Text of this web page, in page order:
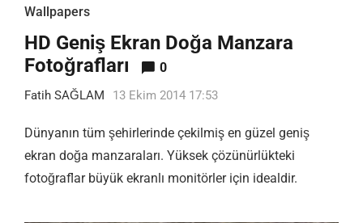
Wallpapers
HD Geniş Ekran Doğa Manzara
Fotoğrafları
0
Fatih SAĞLAM 13 Ekim 2014 17:53
Dünyanın tüm şehirlerinde çekilmiş en güzel geniş
ekran doğa manzaraları. Yüksek çözünürlükteki
fotoğraflar büyük ekranlı monitörler için idealdir.